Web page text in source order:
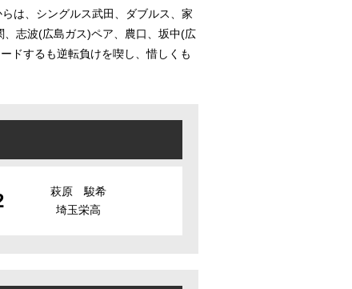
は、シングルス武田、ダブルス、家
志波(広島ガス)ペア、農口、坂中(広
ドするも逆転負けを喫し、惜しくも
萩原 駿希
埼玉栄高